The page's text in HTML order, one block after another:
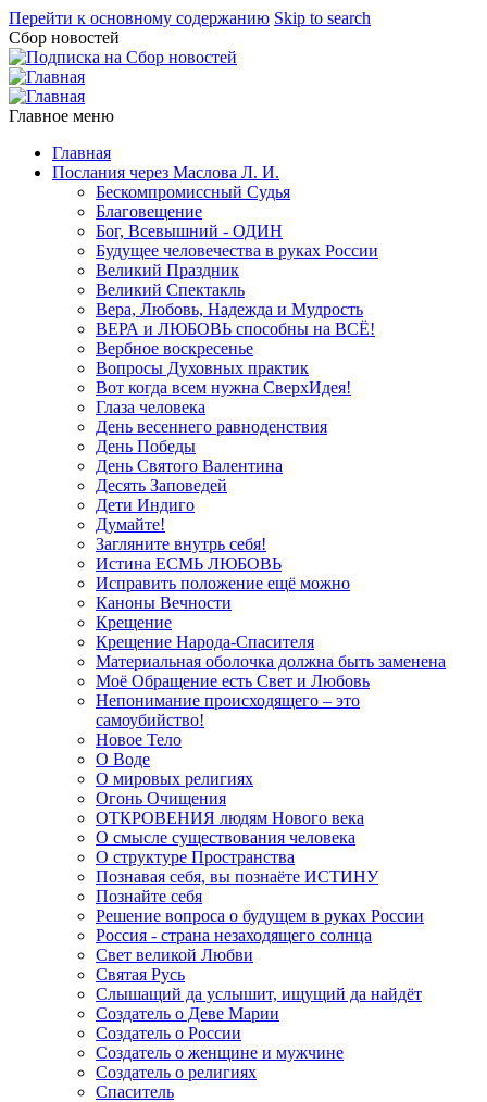
Перейти к основному содержанию Skip to search
Сбор новостей
Главное меню
Главная
Послания через Маслова Л. И.
Бескомпромиссный Судья
Благовещение
Бог, Всевышний - ОДИН
Будущее человечества в руках России
Великий Праздник
Великий Спектакль
Вера, Любовь, Надежда и Мудрость
ВЕРА и ЛЮБОВЬ способны на ВСЁ!
Вербное воскресенье
Вопросы Духовных практик
Вот когда всем нужна СверхИдея!
Глаза человека
День весеннего равноденствия
День Победы
День Святого Валентина
Десять Заповедей
Дети Индиго
Думайте!
Загляните внутрь себя!
Истина ЕСМЬ ЛЮБОВЬ
Исправить положение ещё можно
Каноны Вечности
Крещение
Крещение Народа-Спасителя
Материальная оболочка должна быть заменена
Моё Обращение есть Свет и Любовь
Непонимание происходящего – это
самоубийство!
Новое Тело
О Воде
О мировых религиях
Огонь Очищения
ОТКРОВЕНИЯ людям Нового века
О смысле существования человека
О структуре Пространства
Познавая себя, вы познаёте ИСТИНУ
Познайте себя
Решение вопроса о будущем в руках России
Россия - страна незаходящего солнца
Свет великой Любви
Святая Русь
Слышащий да услышит, ищущий да найдёт
Создатель о Деве Марии
Создатель о России
Создатель о женщине и мужчине
Создатель о религиях
Спаситель